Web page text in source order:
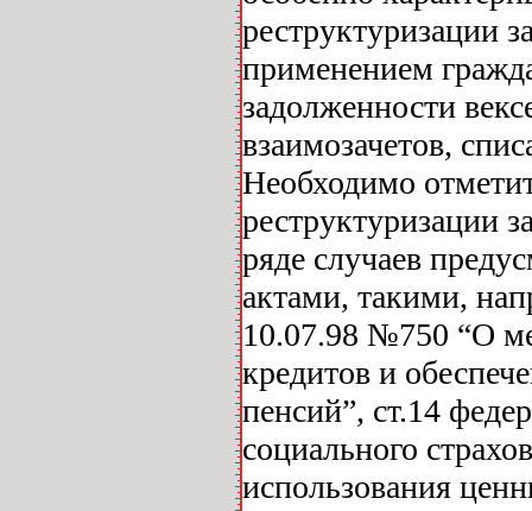
реструктуризации
применением
задолженности
взаимозачетов,
Необходимо
реструктуризации
ряде случаев
актами, такими,
10.07.98 №750 “О
кредитов и
пенсий”, ст.14
социального
использования